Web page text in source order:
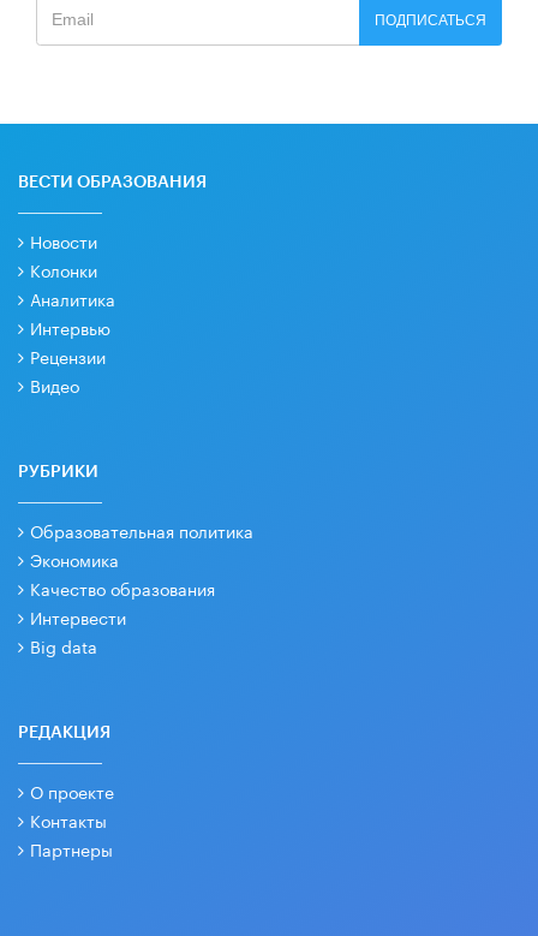
ПОДПИСАТЬСЯ
ВЕСТИ ОБРАЗОВАНИЯ
Новости
Колонки
Аналитика
Интервью
Рецензии
Видео
РУБРИКИ
Образовательная политика
Экономика
Качество образования
Интервести
Big data
РЕДАКЦИЯ
О проекте
Контакты
Партнеры